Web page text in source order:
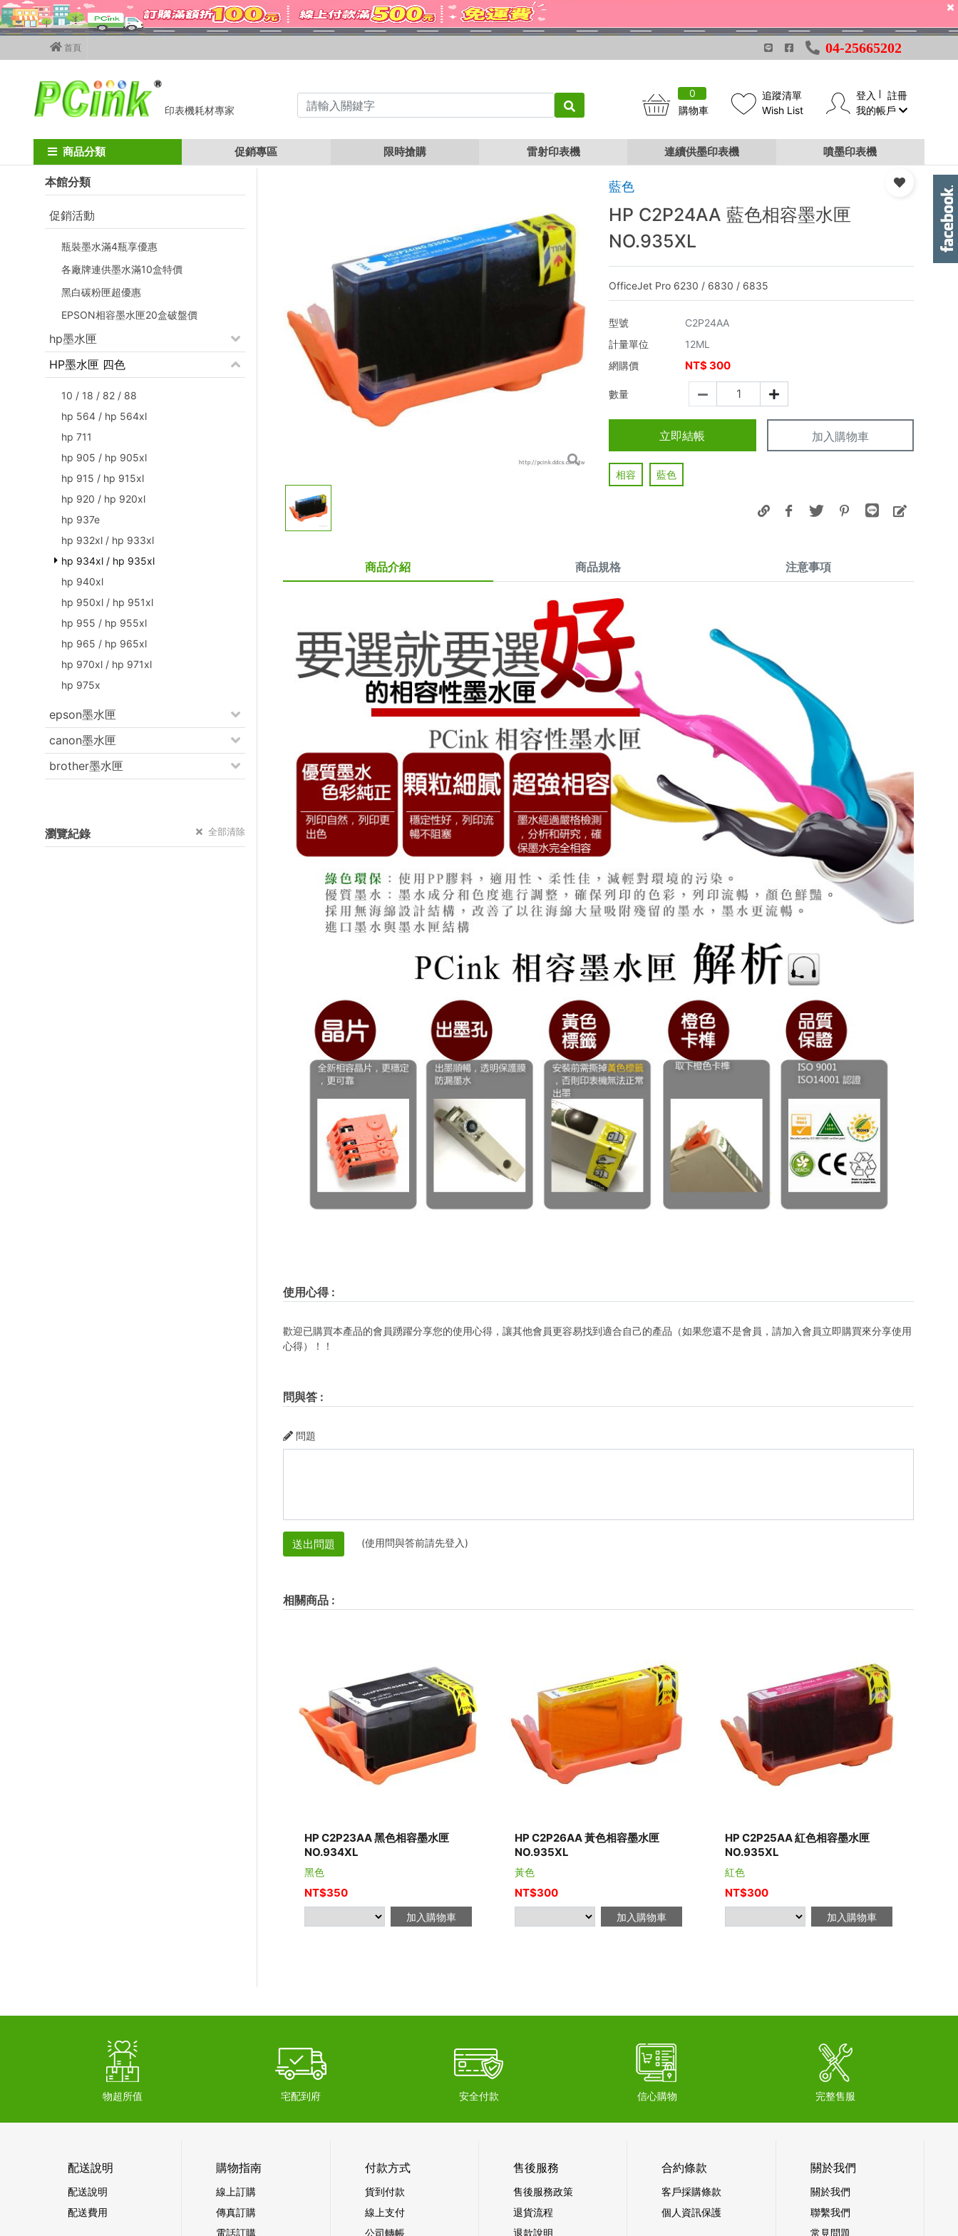
首頁 04-25665202
印表機耗材專家
0
購物車
追蹤清單
Wish List
登入
註冊
我的帳戶
商品分類 促銷專區 限時搶購 雷射印表機 連續供墨印表機 噴墨印表機
Home 墨水匣 HP墨水匣 四色 hp 934xl / hp 935xl HP C2P24AA 藍色相容墨水匣 NO.935XL
本館分類
促銷活動
瓶裝墨水滿4瓶享優惠
各廠牌連供墨水滿10盒特價
黑白碳粉匣超優惠
EPSON相容墨水匣20盒破盤價
hp墨水匣
HP墨水匣 四色
10 / 18 / 82 / 88
hp 564 / hp 564xl
hp 711
hp 905 / hp 905xl
hp 915 / hp 915xl
hp 920 / hp 920xl
hp 937e
hp 932xl / hp 933xl
hp 934xl / hp 935xl
hp 940xl
hp 950xl / hp 951xl
hp 955 / hp 955xl
hp 965 / hp 965xl
hp 970xl / hp 971xl
hp 975x
epson墨水匣
canon墨水匣
brother墨水匣
瀏覽紀錄 全部清除
藍色
HP C2P24AA 藍色相容墨水匣
NO.935XL
OfficeJet Pro 6230 / 6830 / 6835
型號
C2P24AA
計量單位
12ML
網購價
NT$300
數量
立即結帳 加入購物車
相容 藍色
商品介紹 商品規格 注意事項
使用心得:
歡迎已購買本產品的會員踴躍分享您的使用心得，讓其他會員更容易找到適合自己的產品（如果您還不是會員，請加入會員立即購買來分享使用
心得）！！
問與答:
問題
送出問題 (使用問與答前請先登入)
相關商品:
HP C2P23AA 黑色相容墨水匣
NO.934XL
黑色
NT$350
加入購物車
HP C2P26AA 黃色相容墨水匣
NO.935XL
黃色
NT$300
加入購物車
HP C2P25AA 紅色相容墨水匣
NO.935XL
紅色
NT$300
加入購物車
物超所值 宅配到府 安全付款 信心購物 完整售服
配送說明
配送說明
配送費用
購物指南
線上訂購
傳真訂購
電話訂購
付款方式
貨到付款
線上支付
公司轉帳
售後服務
售後服務政策
退貨流程
退款說明
合約條款
客戶採購條款
個人資訊保護
關於我們
關於我們
聯繫我們
常見問題